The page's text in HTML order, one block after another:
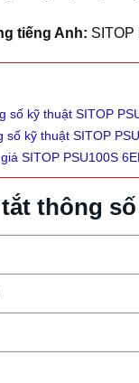
tiếng Anh: SITOP
số kỹ thuật SITOP
số kỹ thuật SITOP
SITOP PSU100S
thông số